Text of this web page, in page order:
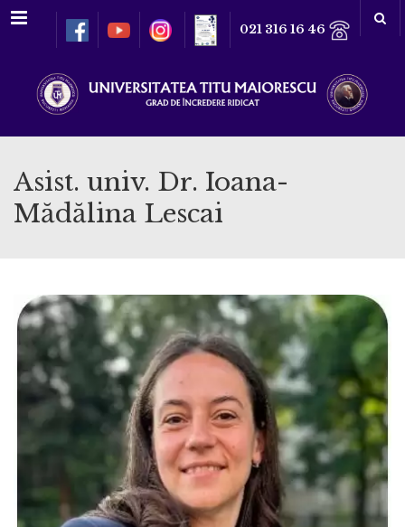
Meniu
021 316 16 46
Asist. univ. Dr. Ioana-
Mădălina Lescai